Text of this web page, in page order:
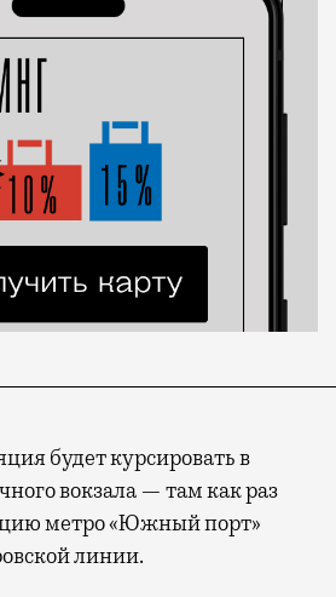
будет курсировать в
вокзала — там как раз
метро «Южный порт»
линии.